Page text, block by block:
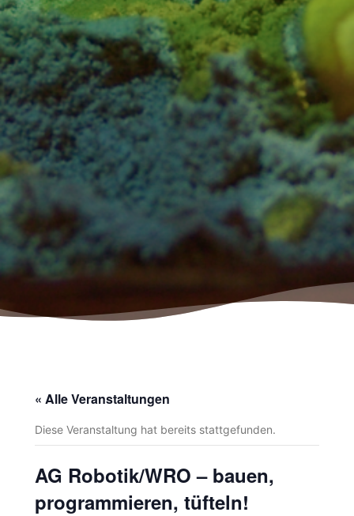
« Alle Veranstaltungen
Diese Veranstaltung hat bereits stattgefunden.
AG Robotik/WRO – bauen,
programmieren, tüfteln!